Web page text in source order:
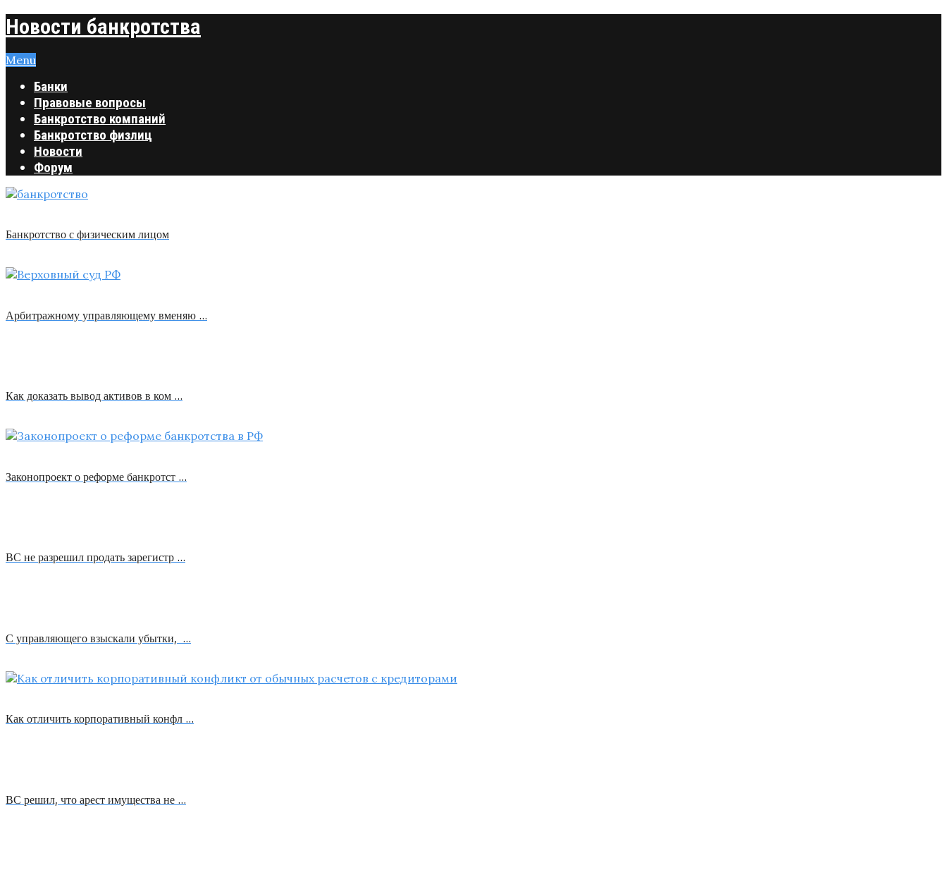
Новости банкротства
Menu
Банки
Правовые вопросы
Банкротство компаний
Банкротство физлиц
Новости
Форум
Банкротство с физическим лицом
Арбитражному управляющему вменяю …
Как доказать вывод активов в ком …
Законопроект о реформе банкротст …
ВС не разрешил продать зарегистр …
С управляющего взыскали убытки, …
Как отличить корпоративный конфл …
ВС решил, что арест имущества не …